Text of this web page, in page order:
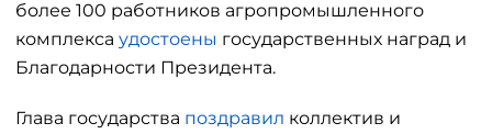
более 100 работников агропромышленного
комплекса удостоены государственных наград и
Благодарности Президента.
Глава государства поздравил коллектив и